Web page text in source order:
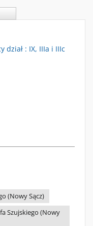
dział : IX, IIIa i IIIc
(Nowy Sącz)
Szujskiego (Nowy